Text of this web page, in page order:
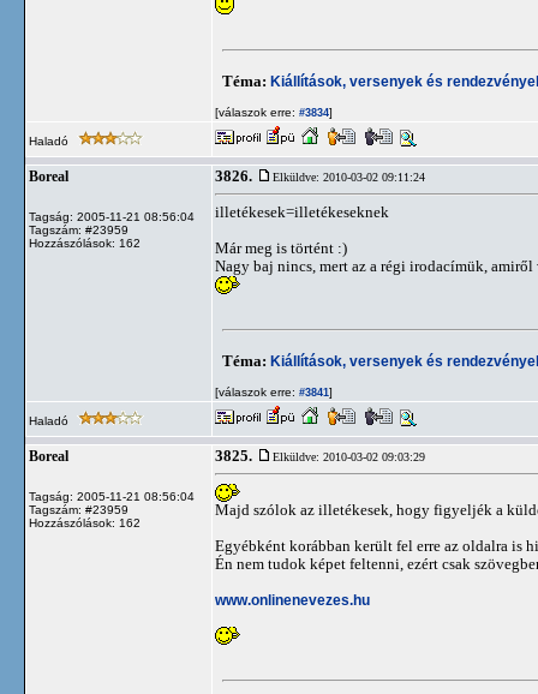
Téma: Kiállítások, versenyek és
[válaszok erre: #3834]
Haladó
Boreal
Tagság: 2005-11-21 08:56:04
Tagszám: #23959
Hozzászólások: 162
3826. Elküldve: 2010-03-02 09:11:24
illetékesek=illetékeseknek
Már meg is történt :)
Nagy baj nincs, mert az a régi irodacímük,
Téma: Kiállítások, versenyek és
[válaszok erre: #3841]
Haladó
Boreal
Tagság: 2005-11-21 08:56:04
Tagszám: #23959
Hozzászólások: 162
3825. Elküldve: 2010-03-02 09:03:29
Majd szólok az illetékesek, hogy figyeljék a
Egyébként korábban került fel erre az oldalra is
Én nem tudok képet feltenni, ezért csak
www.onlinenevezes.hu